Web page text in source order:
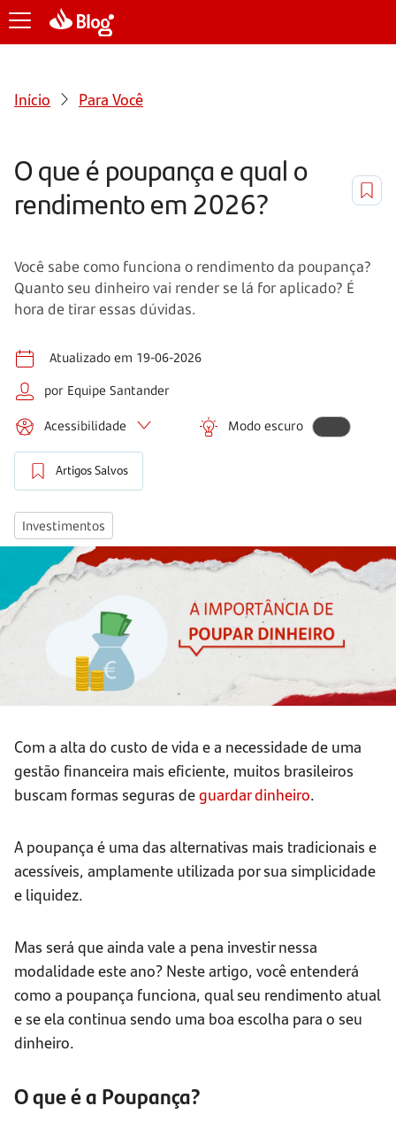
Início Para Você
O que é poupança e qual o
rendimento em 2026?
Você sabe como funciona o rendimento da poupança?
Quanto seu dinheiro vai render se lá for aplicado? É
hora de tirar essas dúvidas.
Atualizado em 19-06-2026
por Equipe Santander
Acessibilidade Modo escuro
Artigos Salvos
Investimentos
Com a alta do custo de vida e a necessidade de uma
gestão financeira mais eficiente, muitos brasileiros
buscam formas seguras deguardar dinheiro.
A poupança é uma das alternativas mais tradicionais e
acessíveis, amplamente utilizada por sua simplicidade
e liquidez.
Mas será que ainda vale a pena investir nessa
modalidade este ano? Neste artigo, você entenderá
como a poupança funciona, qual seu rendimento atual
e se ela continua sendo uma boa escolha para o seu
dinheiro.
O que é a Poupança?